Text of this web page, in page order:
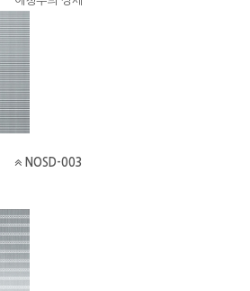
NOSD-003